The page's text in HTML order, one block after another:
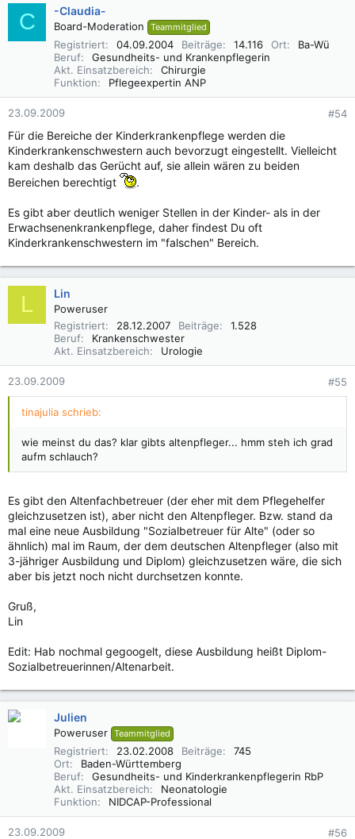
C -Claudia-
Board-Moderation Teammitglied
Registriert 04.09.2004 Beiträge 14.116 Ort
Ba-Wü
Beruf
Gesundheits- und Krankenpflegerin
Akt. Einsatzbereich
Chirurgie
Funktion
Pflegeexpertin ANP
23.09.2009 #54
Für die Bereiche der Kinderkrankenpflege werden die
Kinderkrankenschwestern auch bevorzugt eingestellt. Vielleicht
kam deshalb das Gerücht auf, sie allein wären zu beiden
Bereichen berechtigt
.
Es gibt aber deutlich weniger Stellen in der Kinder- als in der
Erwachsenenkrankenpflege, daher findest Du oft
Kinderkrankenschwestern im "falschen" Bereich.
L Lin
Poweruser
Registriert
28.12.2007 Beiträge
1.528
Beruf
Krankenschwester
Akt. Einsatzbereich
Urologie
23.09.2009 #55
tinajulia schrieb:
wie meinst du das? klar gibts altenpfleger... hmm steh ich grad
aufm schlauch?
Es gibt den Altenfachbetreuer (der eher mit dem Pflegehelfer
gleichzusetzen ist), aber nicht den Altenpfleger. Bzw. stand da
mal eine neue Ausbildung "Sozialbetreuer für Alte" (oder so
ähnlich) mal im Raum, der dem deutschen Altenpfleger (also mit
3-jähriger Ausbildung und Diplom) gleichzusetzen wäre, die sich
aber bis jetzt noch nicht durchsetzen konnte.
Gruß,
Lin
Edit: Hab nochmal gegoogelt, diese Ausbildung heißt Diplom-
Sozialbetreuerinnen/Altenarbeit.
Julien
Poweruser Teammitglied
Registriert 23.02.2008 Beiträge
745
Ort
Baden-Württemberg
Beruf
Gesundheits- und Kinderkrankenpflegerin RbP
Akt. Einsatzbereich
Neonatologie
Funktion
NIDCAP-Professional
23.09.2009 #56